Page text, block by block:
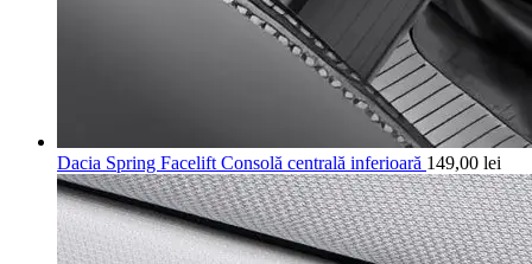
Dacia Spring Facelift Consolă centrală inferioară 149,00 lei